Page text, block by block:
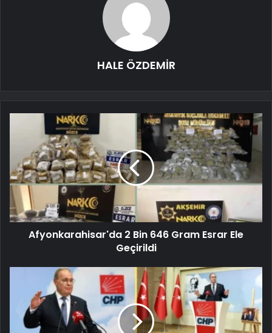
HALE ÖZDEMİR
Afyonkarahisar'da 2 Bin 646 Gram Esrar Ele
Geçirildi